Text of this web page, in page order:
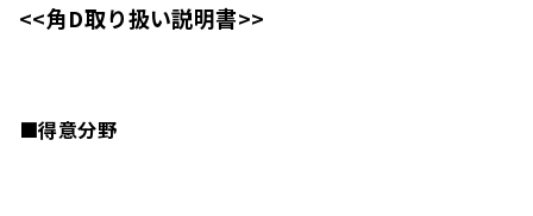
<<角D取り扱い説明書>>
■得意分野